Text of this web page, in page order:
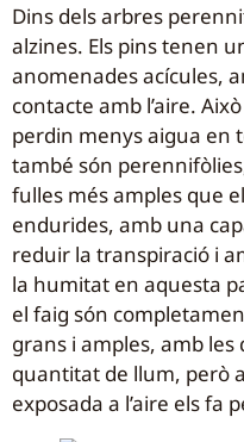
Dins dels arbres
alzines. Els pins tenen
anomenades acícules,
contacte amb l’aire.
perdin menys aigua en
també són
fulles més amples que
endurides, amb una
reduir la transpiració i
la humitat en aquesta
el faig són
grans i amples, amb
quantitat de llum, però
exposada a l’aire els fa